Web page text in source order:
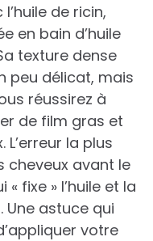
de ricin,
en bain d’huile
texture dense
peu délicat, mais
réussirez à
de film gras et
la plus
cheveux avant le
fixe » l’huile et la
Une astuce qui
votre